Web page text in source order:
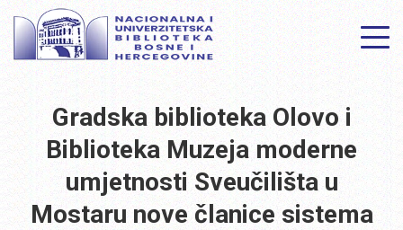
Gradska biblioteka Olovo i
Biblioteka Muzeja moderne
umjetnosti Sveučilišta u
Mostaru nove članice sistema